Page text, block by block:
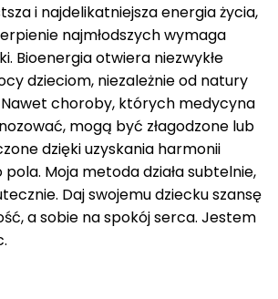
i najdelikatniejsza energia życia,
najmłodszych wymaga
Bioenergia otwiera niezwykłe
dzieciom, niezależnie od natury
choroby, których medycyna
mogą być złagodzone lub
dzięki uzyskania harmonii
Moja metoda działa subtelnie,
Daj swojemu dziecku szansę
a sobie na spokój serca. Jestem